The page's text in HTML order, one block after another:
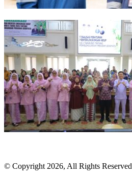
© Copyright 2026, All Rights Reserved